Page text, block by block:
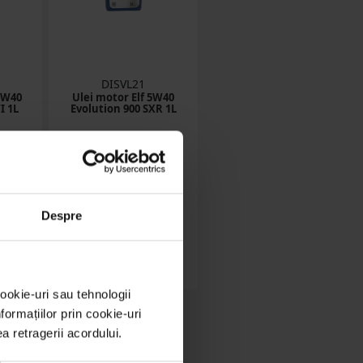
Despre
uri sau tehnologii
prin cookie-uri
retragerii acordului.
1L
DISVL21
Ulei motor Elf 5W40
Evolution 900 SXR 1L
in stoc